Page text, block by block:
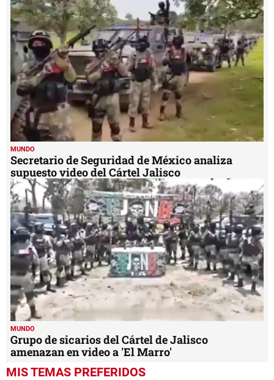
MUNDO
Secretario de Seguridad de México analiza
supuesto video del Cártel Jalisco
MUNDO
Grupo de sicarios del Cártel de Jalisco
amenazan en video a 'El Marro'
MIS TEMAS PREFERIDOS